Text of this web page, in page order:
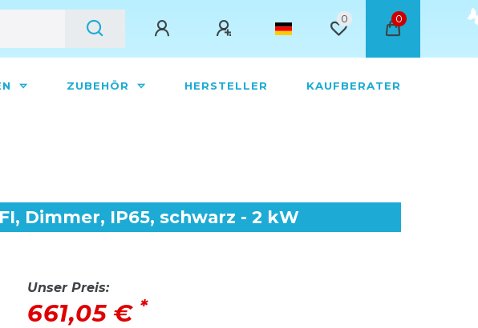
0 0
ZUBEHÖR HERSTELLER KAUFBERATER
Dimmer, IP65, schwarz - 2 kW
Unser Preis:
661,05 € *